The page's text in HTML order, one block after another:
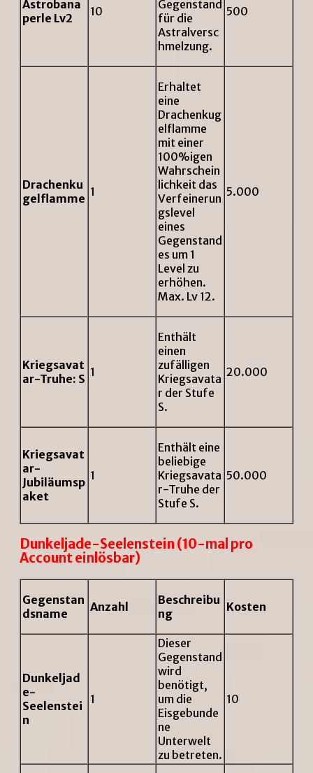
Astrobana
perle Lv2
10
Gegenstand
für die
Astralversc
hmelzung.
500
Drachenku
gelflamme 1
Erhaltet
eine
Drachenkug
elflamme
mit einer
100%igen
Wahrschein
lichkeit das
Verfeinerun
gslevel
eines
Gegenstand
es um 1
Level zu
erhöhen.
Max. Lv 12.
5.000
Kriegsavat
ar-Truhe: S 1
Enthält
einen
zufälligen
Kriegsavata
r der Stufe
S.
20.000
Kriegsavat
ar-
Jubiläumsp
aket
1
Enthält eine
beliebige
Kriegsavata
r-Truhe der
Stufe S.
50.000
Dunkeljade-Seelenstein (10-mal pro
Account einlösbar)
Gegenstan
dsname
Anzahl
Beschreibu
ng
Kosten
Dunkeljad
e-
Seelenstei
n
1
Dieser
Gegenstand
wird
benötigt,
um die
Eisgebunde
ne
Unterwelt
zu betreten.
10